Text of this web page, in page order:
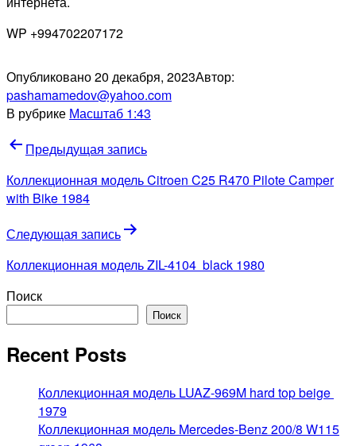
WP +994702207172
Опубликовано20 декабря, 2023Автор:
pashamamedov@yahoo.com
В рубрике Масштаб 1:43
Навигация
по
записям
Предыдущая запись
Коллекционная модель Citroen C25 R470 Pilote Camper
with Bike 1984
Следующая запись
Коллекционная модель ZIL-4104 black 1980
Поиск
Поиск
Recent Posts
Коллекционная модель LUAZ-969M hard top beige
1979
Коллекционная модель Mercedes-Benz 200/8 W115